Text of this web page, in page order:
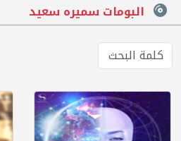
البومات سميره سعيد